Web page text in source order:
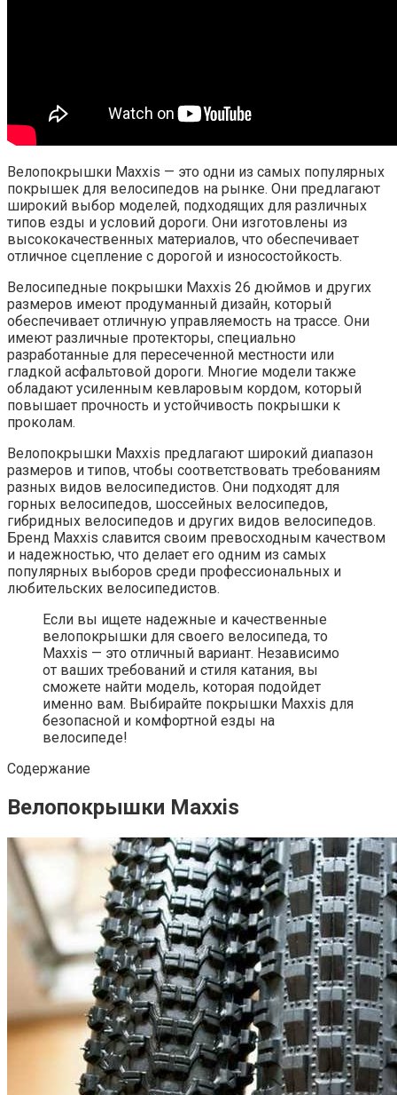
Велопокрышки Maxxis — это одни из самых популярных
покрышек для велосипедов на рынке. Они предлагают
широкий выбор моделей, подходящих для различных
типов езды и условий дороги. Они изготовлены из
высококачественных материалов, что обеспечивает
отличное сцепление с дорогой и износостойкость.
Велосипедные покрышки Maxxis 26 дюймов и других
размеров имеют продуманный дизайн, который
обеспечивает отличную управляемость на трассе. Они
имеют различные протекторы, специально
разработанные для пересеченной местности или
гладкой асфальтовой дороги. Многие модели также
обладают усиленным кевларовым кордом, который
повышает прочность и устойчивость покрышки к
проколам.
Велопокрышки Maxxis предлагают широкий диапазон
размеров и типов, чтобы соответствовать требованиям
разных видов велосипедистов. Они подходят для
горных велосипедов, шоссейных велосипедов,
гибридных велосипедов и других видов велосипедов.
Бренд Maxxis славится своим превосходным качеством
и надежностью, что делает его одним из самых
популярных выборов среди профессиональных и
любительских велосипедистов.
Если вы ищете надежные и качественные
велопокрышки для своего велосипеда, то
Maxxis — это отличный вариант. Независимо
от ваших требований и стиля катания, вы
сможете найти модель, которая подойдет
именно вам. Выбирайте покрышки Maxxis для
безопасной и комфортной езды на
велосипеде!
Содержание
Велопокрышки Maxxis